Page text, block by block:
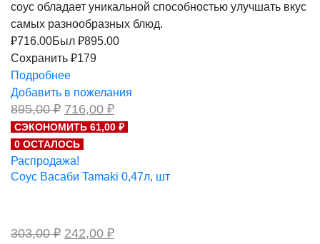
соус обладает уникальной способностью улучшать вкус
самых разнообразных блюд.
₽716.00Был ₽895.00
Сохранить ₽179
Подробнее
Добавить в пожелания
895,00₽ Первоначальная
цена
составляла
895,00 ₽.
716,00 ₽Текущая
цена:
716,00 ₽.
СЭКОНОМИТЬ 61,00 ₽
0 ОСТАЛОСЬ
Распродажа!
Соус Васаби Tamaki 0,47л, шт
303,00₽ Первоначальная
242,00 ₽Текущая